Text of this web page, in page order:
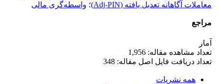
معاملات آگاهانه تعدیل یافته (Adj-PIN)
؛ واسطه‌گری مالی
مراجع
آمار
تعداد مشاهده مقاله: 1,956
تعداد دریافت فایل اصل مقاله: 348
همه نشریات